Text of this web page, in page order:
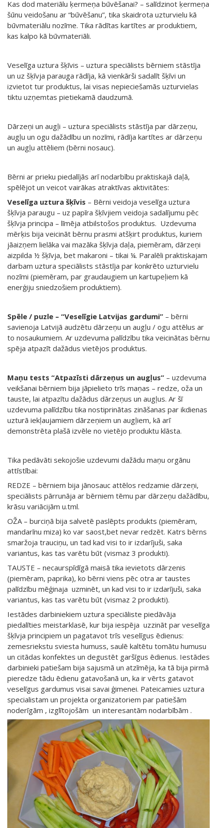
Kas dod materiālu ķermeņa būvēšanai? – salīdzinot ķermeņa
šūnu veidošanu ar “būvēšanu”, tika skaidrota uzturvielu kā
būvmateriālu nozīme. Tika rādītas kartītes ar produktiem,
kas kalpo kā būvmateriāli.
Veselīga uztura šķīvis – uztura speciālists bērniem stāstīja
un uz šķīvja parauga rādīja, kā vienkārši sadalīt šķīvi un
izvietot tur produktus, lai visas nepieciešamās uzturvielas
tiktu uzņemtas pietiekamā daudzumā.
Dārzeņi un augļi – uztura speciālists stāstīja par dārzeņu,
augļu un ogu dažādību un nozīmi, rādīja kartītes ar dārzeņu
un augļu attēliem (bērni nosauc).
Bērni ar prieku piedalījās arī nodarbību praktiskajā daļā,
spēlējot un veicot vairākas atraktīvas aktivitātes:
Veselīga uztura šķīvis – Bērni veidoja veselīga uztura
šķīvja paraugu – uz papīra šķīvjiem veidoja sadalījumu pēc
šķīvja principa – līmēja atbilstošos produktus. Uzdevuma
mērķis bija veicināt bērnu prasmi atšķirt produktus, kuriem
jāaizņem lielāka vai mazāka šķīvja daļa, piemēram, dārzeņi
aizpilda ½ šķīvja, bet makaroni – tikai ¼. Paralēli praktiskajam
darbam uztura speciālists stāstīja par konkrēto uzturvielu
nozīmi (piemēram, par graudaugiem un kartupeļiem kā
enerģiju sniedzošiem produktiem).
Spēle / puzle – “Veselīgie Latvijas gardumi” – bērni
savienoja Latvijā audzētu dārzeņu un augļu / ogu attēlus ar
to nosaukumiem. Ar uzdevuma palīdzību tika veicinātas bērnu
spēja atpazīt dažādus vietējos produktus.
Maņu tests “Atpazīsti dārzeņus un augļus” – uzdevuma
veikšanai bērniem bija jāpielieto trīs maņas – redze, oža un
tauste, lai atpazītu dažādus dārzeņus un augļus. Ar šī
uzdevuma palīdzību tika nostiprinātas zināšanas par ikdienas
uzturā iekļaujamiem dārzeņiem un augļiem, kā arī
demonstrēta plašā izvēle no vietējo produktu klāsta.
Tika pedāvāti sekojošie uzdevumi dažādu maņu orgānu
attīstībai:
REDZE – bērniem bija jānosauc attēlos redzamie dārzeņi,
speciālists pārrunāja ar bērniem tēmu par dārzeņu dažādību,
krāsu variācijām u.tml.
OŽA – burciņā bija salvetē paslēpts produkts (piemēram,
mandarīnu miza) ko var saost,bet nevar redzēt. Katrs bērns
smaržoja trauciņu, un tad kad visi to ir izdarījuši, saka
variantus, kas tas varētu būt (vismaz 3 produkti).
TAUSTE – necaurspīdīgā maisā tika ievietots dārzenis
(piemēram, paprika), ko bērni viens pēc otra ar taustes
palīdzību mēģinaja uzminēt, un kad visi to ir izdarījuši, saka
variantus, kas tas varētu būt (vismaz 2 produkti).
Iestādes darbiniekiem uztura speciāliste piedāvāja
piedalīties meistarklasē, kur bija iespēja uzzināt par veselīga
šķīvja principiem un pagatavot trīs veselīgus ēdienus:
zemesriekstu sviesta humuss, saulē kaltētu tomātu humusu
un citādas konfektes un degustēt garšīgus ēdienus. Iestādes
darbinieki patiešam bija sajusmā un atzīmēja, ka tā bija pirmā
pieredze tādu ēdienu gatavošanā un, ka ir vērts gatavot
veselīgus gardumus visai savai ģimenei. Pateicamies uztura
specialistam un projekta organizatoriem par patiešām
noderīgām , izglītojošām un interesantām nodarbībām .